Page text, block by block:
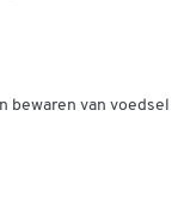
50 mm
bewaren van voedsel